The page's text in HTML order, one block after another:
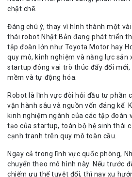
chặt chẽ.
Đáng chú ý, thay vì hình thành một vài
thái robot Nhật Bản đang phát triển
tập đoàn lớn như Toyota Motor hay
quy mô, kinh nghiệm và năng lực sản
startup đóng vai trò thúc đẩy đổi mới,
mềm và tự động hóa.
Robot là lĩnh vực đòi hỏi đầu tư phần
vận hành sâu và nguồn vốn đáng kể.
kinh nghiệm ngành của các tập đoàn
tạo của startup, toàn bộ hệ sinh thái
cạnh tranh trên quy mô toàn cầu.
Ngay cả trong lĩnh vực quốc phòng,
chuyển theo mô hình này. Nếu trước
chiếm ưu thế tuyệt đối, thì nay xu